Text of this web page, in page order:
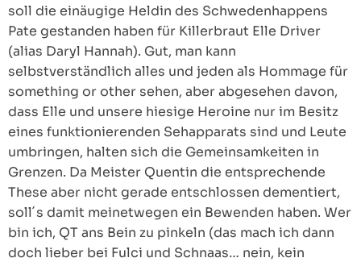
soll die einäugige Heldin des Schwedenhappens
Pate gestanden haben für Killerbraut Elle Driver
(alias Daryl Hannah). Gut, man kann
selbstverständlich alles und jeden als Hommage für
something or other sehen, aber abgesehen davon,
dass Elle und unsere hiesige Heroine nur im Besitz
eines funktionierenden Sehapparats sind und Leute
umbringen, halten sich die Gemeinsamkeiten in
Grenzen. Da Meister Quentin die entsprechende
These aber nicht gerade entschlossen dementiert,
soll´s damit meinetwegen ein Bewenden haben. Wer
bin ich, QT ans Bein zu pinkeln (das mach ich dann
doch lieber bei Fulci und Schnaas… nein, kein